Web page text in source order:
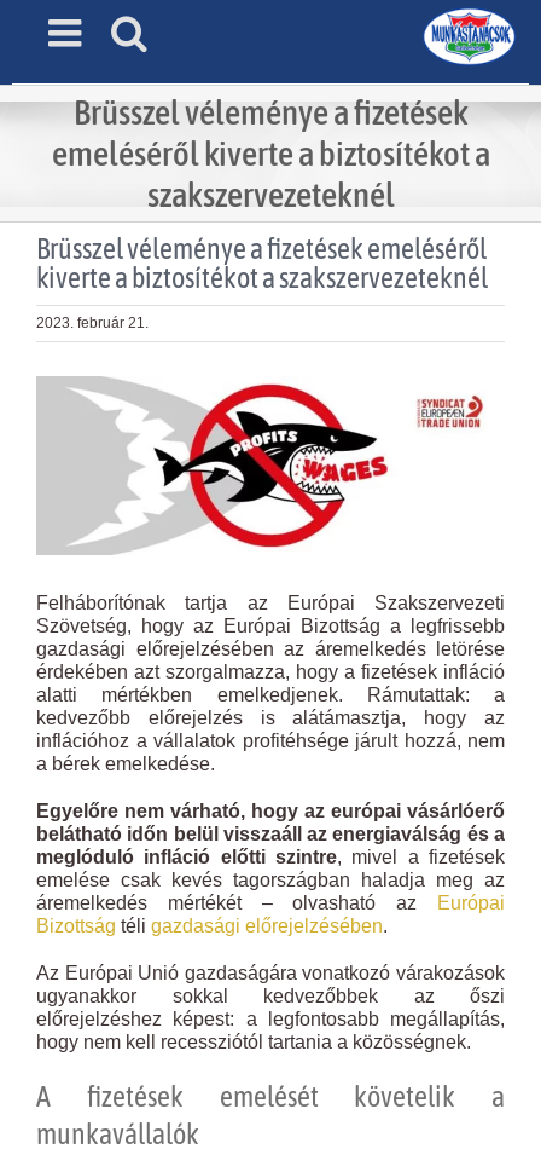
Brüsszel véleménye a fizetések
emeléséről kiverte a biztosítékot a
szakszervezeteknél
Brüsszel véleménye a fizetések emeléséről
kiverte a biztosítékot a szakszervezeteknél
2023. február 21.
View
Felháborítónak tartja az Európai Szakszervezeti
Szövetség, hogy az Európai Bizottság a legfrissebb
gazdasági előrejelzésében az áremelkedés letörése
érdekében azt szorgalmazza, hogy a fizetések infláció
alatti mértékben emelkedjenek. Rámutattak: a
kedvezőbb előrejelzés is alátámasztja, hogy az
inflációhoz a vállalatok profitéhsége járult hozzá, nem
a bérek emelkedése.
Egyelőre nem várható, hogy az európai vásárlóerő
belátható időn belül visszaáll az energiaválság és a
meglóduló infláció előtti szintre, mivel a fizetések
emelése csak kevés tagországban haladja meg az
áremelkedés mértékét – olvasható az
Európai
Bizottság téli gazdasági előrejelzésében.
Az Európai Unió gazdaságára vonatkozó várakozások
ugyanakkor sokkal kedvezőbbek az őszi
előrejelzéshez képest: a legfontosabb megállapítás,
hogy nem kell recessziótól tartania a közösségnek.
A fizetések emelését követelik a
munkavállalók